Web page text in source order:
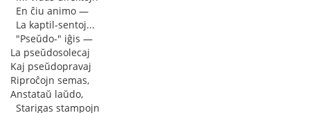
En ĉiu animo —
La kaptil-sentoj...
"Pseŭdo-" iĝis —
La pseŭdosolecaj
Kaj pseŭdopravaj
Riproĉojn semas,
Anstataŭ laŭdo,
Starigas stampojn